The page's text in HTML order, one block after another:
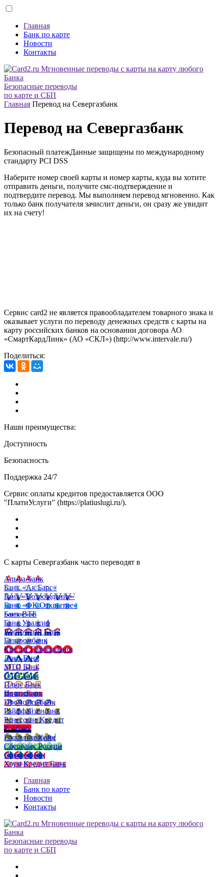
Главная
Банк по карте
Новости
Контакты
Безопасные переводы
по карте и СБП
Главная Перевод на Севергазбанк
Перевод на Севергазбанк
Безопасный платежДанные защищены по международному
стандарту PCI DSS
Наберите номер своей карты и номер карты, куда вы хотите
отправить деньги, получите смс-подтверждение и
подтвердите перевод. Мы выполняем перевод мгновенно. Как
только банк получателя зачислит деньги, он сразу же увидит
их на счету!
Сервис card2 не является правообладателем товарного знака и
оказывает услуги по переводу денежных средств с карты на
карту российских банков на основании договора АО
«СмартКардЛинк» (АО «СКЛ») (http://www.intervale.ru/)
Поделиться:
Наши преимущества:
Доступность
Безопасность
Поддержка 24/7
Сервис оплаты кредитов предоставляется ООО
"ПлатиУслуги" (https://platiuslugi.ru/).
С карты Севергазбанк часто переводят в
Альфа-банк
Банк «Ак Барс»
Банк «Возрождение»
Банк «ФК Открытие»
Банк ВТБ
Банк Уралсиб
Восточный Банк
Газпромбанк
Кредит Европа Банк
Локо-Банк
МТС Банк
ОТП Банк
Плюс Банк
Почта Банк
Промсвязьбанк
Райффайзенбанк
Ренессанс Кредит
Росбанк
Россельхозбанк
Сбербанк России
Совкомбанк
Хоум Кредит Банк
Главная
Банк по карте
Новости
Контакты
Безопасные переводы
по карте и СБП